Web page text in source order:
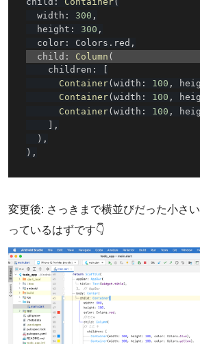
  width
: 300 ,
  height
: 300 ,
  color
: Colors . red ,
  child
: Column (
    children
:
Container( width : 100 ,
Container( width : 100 ,
Container(width : 100 ,
] ,
) ,
) ,
変更後: さっきまで横並びだった小さ
っているはずです👇